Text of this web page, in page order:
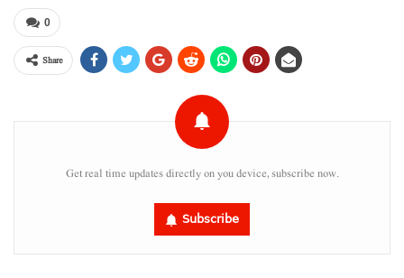
0
Share
Get real time updates directly on you device, subscribe now.
Subscribe